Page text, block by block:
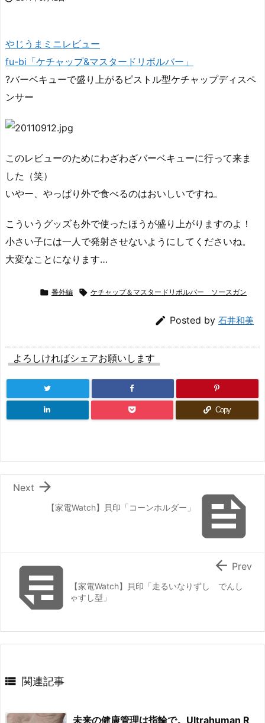
やじうまミニレビュー
fu-bi「ケチャップ&マスタードリボルバー」
?バーベキューで盛り上がるピストル型ケチャップディスペ
ンサー
このレビューのためにわざわざバーベキューに行って来ま
した（笑）
いやー、やっぱり外で食べるのはおいしいですね。
こういうグッズも外で使ったほうが盛り上がりますのよ！
小さい子には一人で発射させないようにしてくださいね。
大変なことになります…
 番外編  ケチャップ＆マスタードリボルバー ソースガン
 Posted by 石井和美
よろしければシェアお願いします
Copy

【家電Watch】貝印「コーンホルダー」

Next

【家電Watch】貝印「走るいなりずし でんし
ゃすし型」
 Prev
 関連記事
未来の健康管理は指輪で。Ultrahuman R